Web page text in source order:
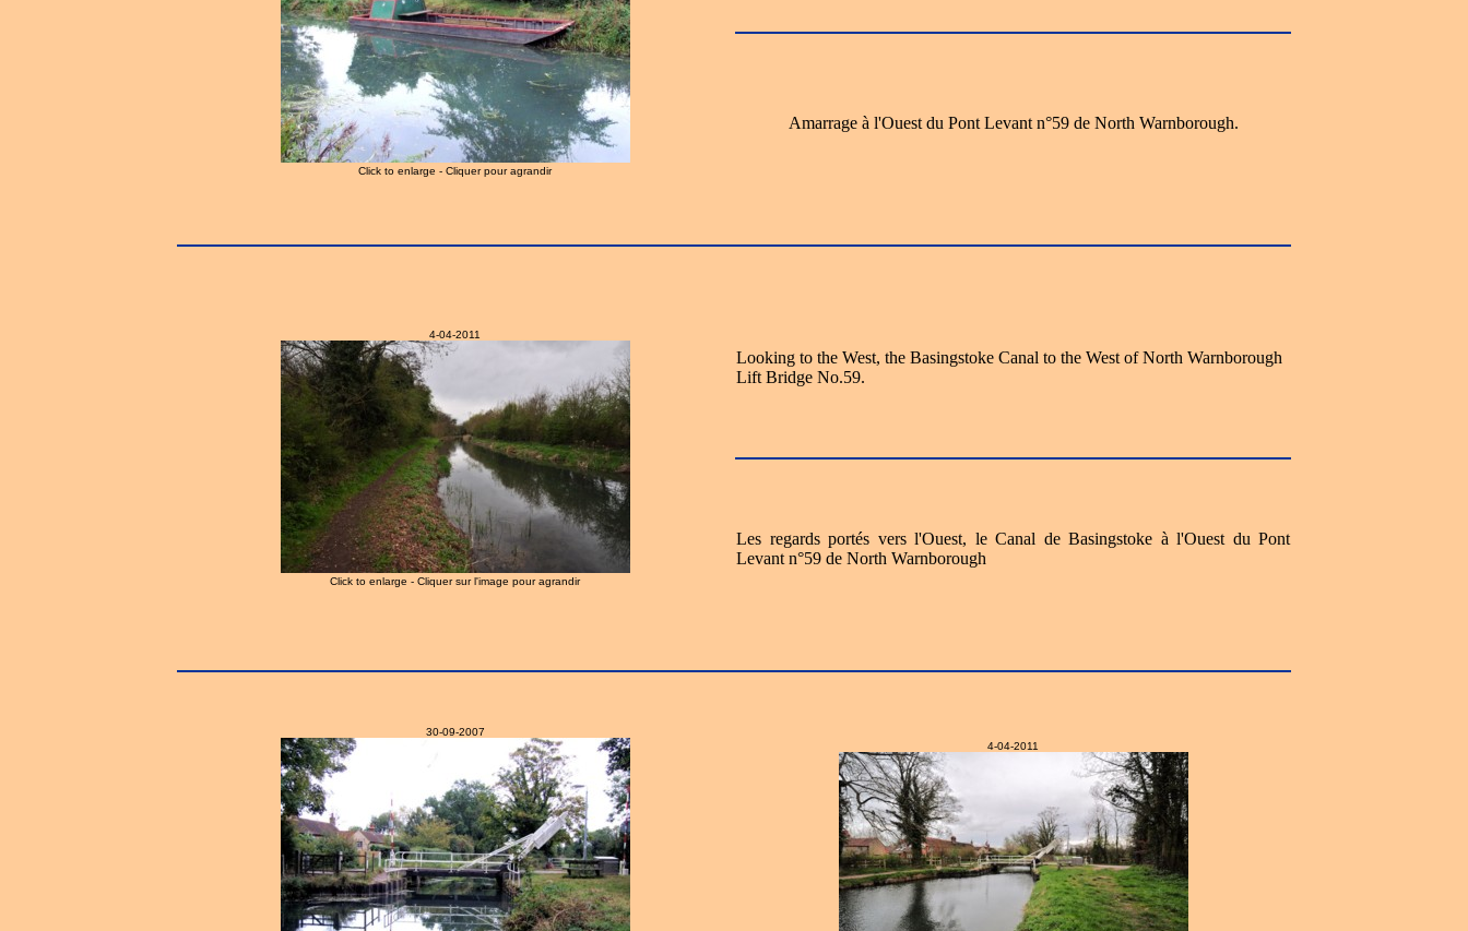
Click to enlarge - Cliquer pour agrandir
Amarrage à l'Ouest du Pont Levant n°59 de North Warnborough.
4-04-2011
Click to enlarge - Cliquer sur l'image pour agrandir
Looking to the West, the Basingstoke Canal to the West of North Warnborough
Lift Bridge No.59.
Les regards portés vers l'Ouest, le Canal de Basingstoke à l'Ouest du Pont
Levant n°59 de North Warnborough
30-09-2007
4-04-2011